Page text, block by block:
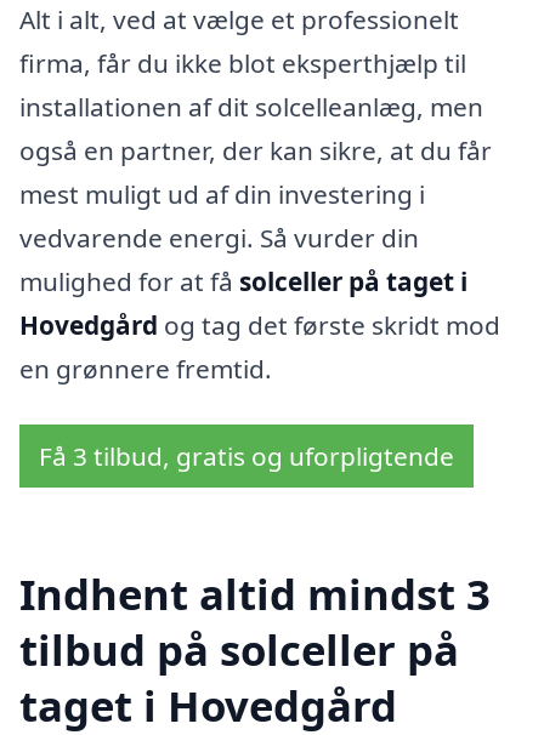
Alt i alt, ved at vælge et professionelt
firma, får du ikke blot eksperthjælp til
installationen af dit solcelleanlæg, men
også en partner, der kan sikre, at du får
mest muligt ud af din investering i
vedvarende energi. Så vurder din
mulighed for at få solceller på taget i
Hovedgård og tag det første skridt mod
en grønnere fremtid.
Få 3 tilbud, gratis og uforpligtende
Indhent altid mindst 3
tilbud på solceller på
taget i Hovedgård